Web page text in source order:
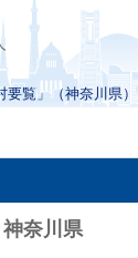
要覧」（神奈川県）
神奈川県